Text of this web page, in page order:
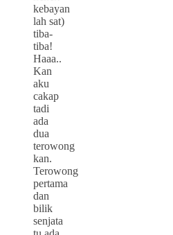
kebayan
lah sat)
tiba-
tiba!
Haaa..
Kan
aku
cakap
tadi
ada
dua
terowong
kan.
Terowong
pertama
dan
bilik
senjata